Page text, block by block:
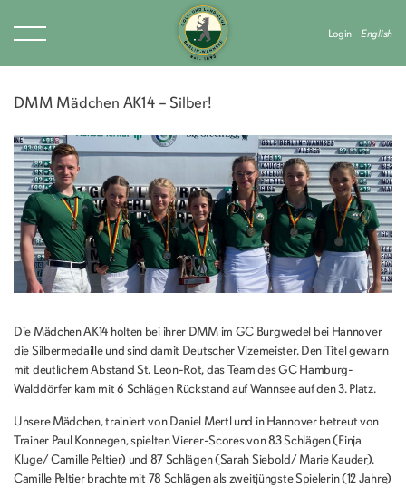
Login English
DMM Mädchen AK14 – Silber!
Die Mädchen AK14 holten bei ihrer DMM im GC Burgwedel bei Hannover
die Silbermedaille und sind damit Deutscher Vizemeister. Den Titel gewann
mit deutlichem Abstand St. Leon-Rot, das Team des GC Hamburg-
Walddörfer kam mit 6 Schlägen Rückstand auf Wannsee auf den 3. Platz.
Unsere Mädchen, trainiert von Daniel Mertl und in Hannover betreut von
Trainer Paul Konnegen, spielten Vierer-Scores von 83 Schlägen (Finja
Kluge/ Camille Peltier) und 87 Schlägen (Sarah Siebold/ Marie Kauder).
Camille Peltier brachte mit 78 Schlägen als zweitjüngste Spielerin (12 Jahre)